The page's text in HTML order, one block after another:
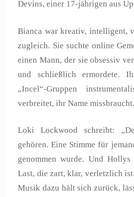
Devins, einer 17‑jährigen aus
Bianca war kreativ, intelligent,
zugleich. Sie suchte online
einen Mann, der sie obsessiv
und schließlich ermordete.
„Incel“-Gruppen
verbreitet, ihr Name missbraucht.
Loki Lockwood schreibt:
gehören. Eine Stimme für
genommen wurde. Und Hollys
Last, die zart, klar, verletzlich
Musik dazu hält sich zurück,